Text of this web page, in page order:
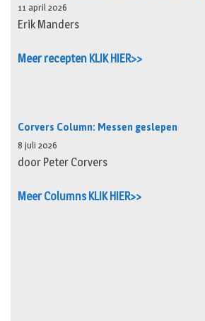
11 april 2026
Erik Manders
Meer recepten KLIK HIER>>
Corvers Column: Messen geslepen
8 juli 2026
door Peter Corvers
Meer Columns KLIK HIER>>